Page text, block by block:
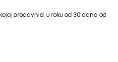
prodavnici u roku od 30 dana od